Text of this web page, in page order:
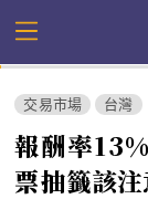
交易市場 台灣
報酬率
票抽籤該注